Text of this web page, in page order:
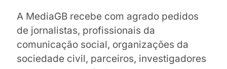
A MediaGB recebe com agrado pedidos
de jornalistas, profissionais da
comunicação social, organizações da
sociedade civil, parceiros, investigadores